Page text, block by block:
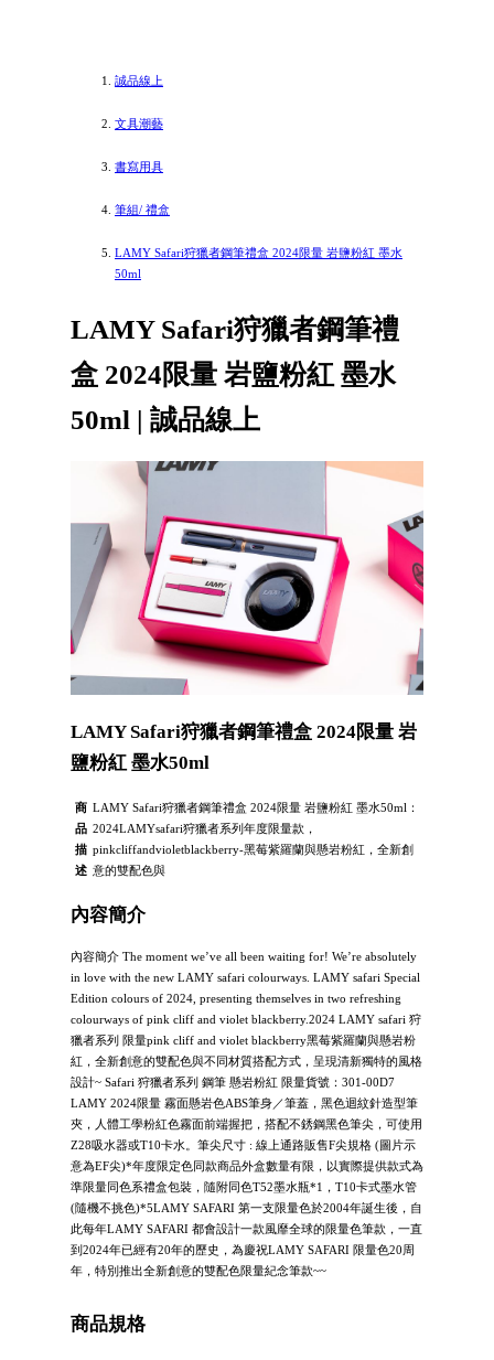
誠品線上
文具潮藝
書寫用具
筆組/ 禮盒
LAMY Safari狩獵者鋼筆禮盒 2024限量 岩鹽粉紅 墨水
50ml
LAMY Safari狩獵者鋼筆禮
盒 2024限量 岩鹽粉紅 墨水
50ml | 誠品線上
LAMY Safari狩獵者鋼筆禮盒 2024限量 岩
鹽粉紅 墨水50ml
商
品
描
述
LAMY Safari狩獵者鋼筆禮盒 2024限量 岩鹽粉紅 墨水50ml：
2024LAMYsafari狩獵者系列年度限量款，
pinkcliffandvioletblackberry-黑莓紫羅蘭與懸岩粉紅，全新創
意的雙配色與
內容簡介
內容簡介 The moment we’ve all been waiting for! We’re absolutely
in love with the new LAMY safari colourways. LAMY safari Special
Edition colours of 2024, presenting themselves in two refreshing
colourways of pink cliff and violet blackberry.2024 LAMY safari 狩
獵者系列 限量pink cliff and violet blackberry黑莓紫羅蘭與懸岩粉
紅，全新創意的雙配色與不同材質搭配方式，呈現清新獨特的風格
設計~ Safari 狩獵者系列 鋼筆 懸岩粉紅 限量貨號：301-00D7
LAMY 2024限量 霧面懸岩色ABS筆身／筆蓋，黑色迴紋針造型筆
夾，人體工學粉紅色霧面前端握把，搭配不銹鋼黑色筆尖，可使用
Z28吸水器或T10卡水。筆尖尺寸 : 線上通路販售F尖規格 (圖片示
意為EF尖)*年度限定色同款商品外盒數量有限，以實際提供款式為
準限量同色系禮盒包裝，隨附同色T52墨水瓶*1，T10卡式墨水管
(隨機不挑色)*5LAMY SAFARI 第一支限量色於2004年誕生後，自
此每年LAMY SAFARI 都會設計一款風靡全球的限量色筆款，一直
到2024年已經有20年的歷史，為慶祝LAMY SAFARI 限量色20周
年，特別推出全新創意的雙配色限量紀念筆款~~
商品規格